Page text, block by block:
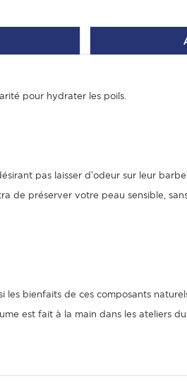
pour hydrater les poils.
pas laisser d’odeur sur leur
de préserver votre peau sensible,
bienfaits de ces composants
est fait à la main dans les ateliers